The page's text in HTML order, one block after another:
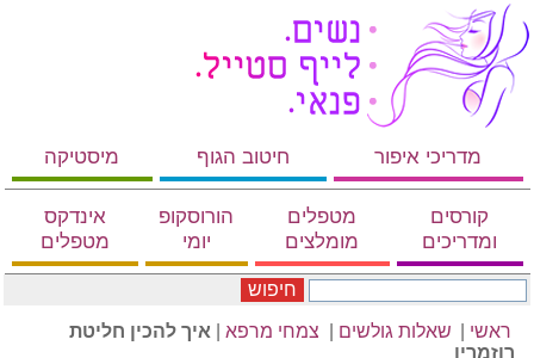
מדריכי איפור חיטוב הגוף מיסטיקה
קורסים
ומדריכים
מטפלים
מומלצים
הורוסקופ
יומי
אינדקס
מטפלים
חיפוש
ראשי שאלות גולשים צמחי מרפא| איך להכין חליטת
רוזמרין